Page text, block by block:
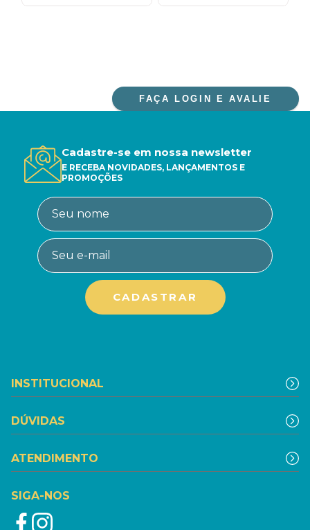
FAÇA LOGIN E AVALIE
Cadastre-se em nossa newsletter
E RECEBA NOVIDADES, LANÇAMENTOS E
PROMOÇÕES
INSTITUCIONAL
DÚVIDAS
ATENDIMENTO
SIGA-NOS